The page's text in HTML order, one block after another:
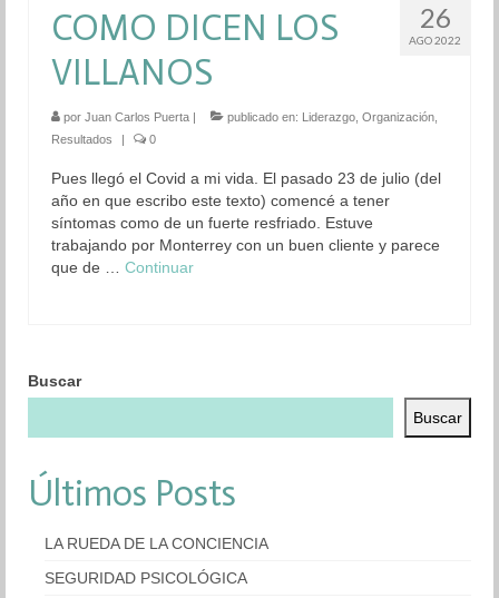
Desarrollo Humano
Liderazgo
Neurociencia
Organización
26
AGO 2022
COMO DICEN LOS
VILLANOS
por Juan Carlos Puerta | publicado en: Liderazgo Organización
Resultados
| 0
Pues llegó el Covid a mi vida. El pasado 23 de julio (del
año en que escribo este texto) comencé a tener
síntomas como de un fuerte resfriado. Estuve
trabajando por Monterrey con un buen cliente y parece
que de … Continuar
Buscar
Buscar
Últimos Posts
LA RUEDA DE LA CONCIENCIA
SEGURIDAD PSICOLÓGICA